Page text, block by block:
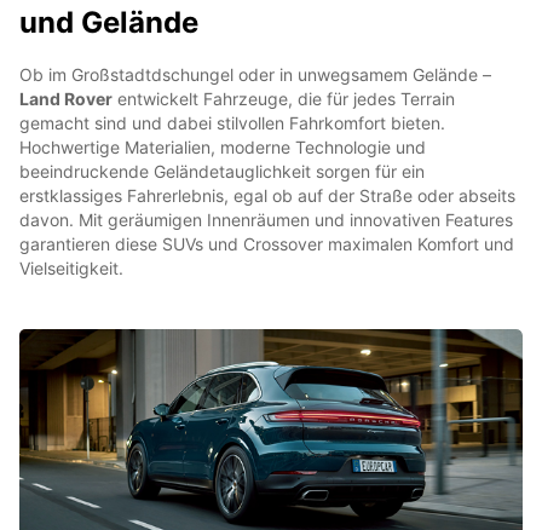
und Gelände
Ob im Großstadtdschungel oder in unwegsamem Gelände –
Land Rover entwickelt Fahrzeuge, die für jedes Terrain
gemacht sind und dabei stilvollen Fahrkomfort bieten.
Hochwertige Materialien, moderne Technologie und
beeindruckende Geländetauglichkeit sorgen für ein
erstklassiges Fahrerlebnis, egal ob auf der Straße oder abseits
davon. Mit geräumigen Innenräumen und innovativen Features
garantieren diese SUVs und Crossover maximalen Komfort und
Vielseitigkeit.